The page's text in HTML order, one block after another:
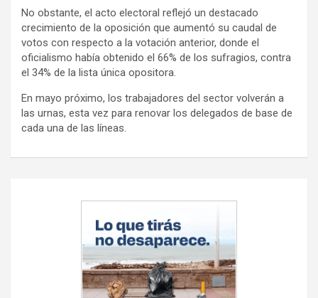
No obstante, el acto electoral reflejó un destacado
crecimiento de la oposición que aumentó su caudal de
votos con respecto a la votación anterior, donde el
oficialismo había obtenido el 66% de los sufragios, contra
el 34% de la lista única opositora.
En mayo próximo, los trabajadores del sector volverán a
las urnas, esta vez para renovar los delegados de base de
cada una de las líneas.